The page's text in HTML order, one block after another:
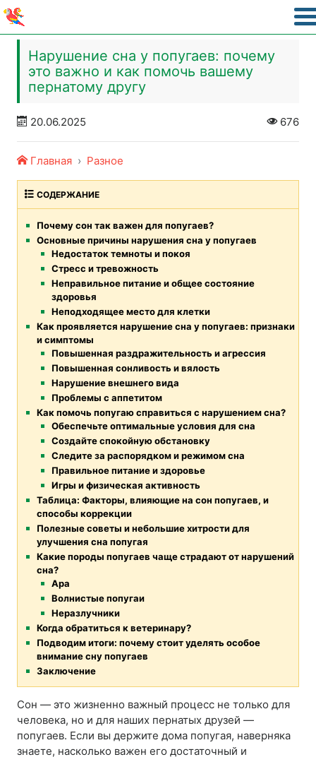
Нарушение сна у попугаев: почему
это важно и как помочь вашему
пернатому другу
20.06.2025 676
Главная Разное
СОДЕРЖАНИЕ
Почему сон так важен для попугаев?
Основные причины нарушения сна у попугаев
Недостаток темноты и покоя
Стресс и тревожность
Неправильное питание и общее состояние
здоровья
Неподходящее место для клетки
Как проявляется нарушение сна у попугаев: признаки
и симптомы
Повышенная раздражительность и агрессия
Повышенная сонливость и вялость
Нарушение внешнего вида
Проблемы с аппетитом
Как помочь попугаю справиться с нарушением сна?
Обеспечьте оптимальные условия для сна
Создайте спокойную обстановку
Следите за распорядком и режимом сна
Правильное питание и здоровье
Игры и физическая активность
Таблица: Факторы, влияющие на сон попугаев, и
способы коррекции
Полезные советы и небольшие хитрости для
улучшения сна попугая
Какие породы попугаев чаще страдают от нарушений
сна?
Ара
Волнистые попугаи
Неразлучники
Когда обратиться к ветеринару?
Подводим итоги: почему стоит уделять особое
внимание сну попугаев
Заключение
Сон — это жизненно важный процесс не только для
человека, но и для наших пернатых друзей —
попугаев. Если вы держите дома попугая, наверняка
знаете, насколько важен его достаточный и